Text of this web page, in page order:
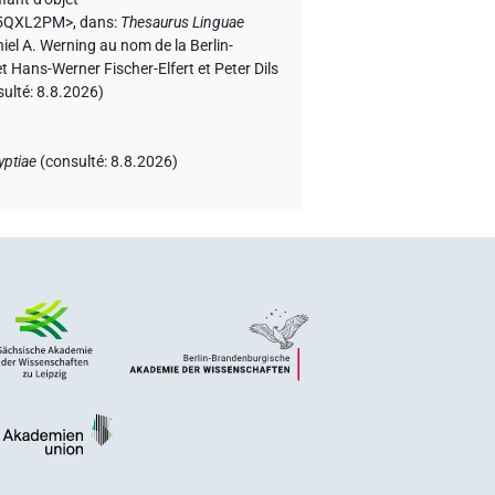
,dans: Thesaurus Linguae
A. Werning au nom de la Berlin-
Werner Fischer-Elfert et Peter Dils
8.8.2026)
(consulté:8.8.2026)